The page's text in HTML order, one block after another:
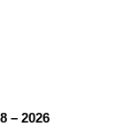
– 2026